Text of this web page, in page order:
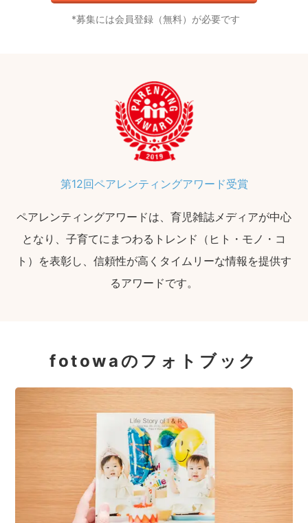
募集には会員登録（無料）が必要です
第12回ペアレンティングアワード受賞
ペアレンティングアワードは、育児雑誌メディアが中心
となり、子育てにまつわるトレンド（ヒト・モノ・コ
ト）を表彰し、信頼性が高くタイムリーな情報を提供す
るアワードです。
fotowaのフォトブック